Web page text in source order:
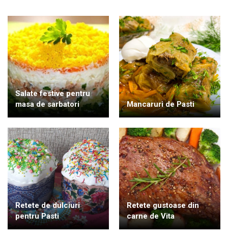
Salate festive pentru
masa de sarbatori
Mancaruri de Pasti
Retete de dulciuri
pentru Pasti
Retete gustoase din
carne de Vita